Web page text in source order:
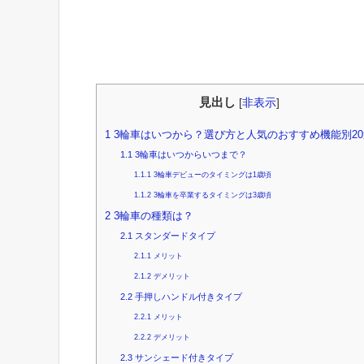
見出し [非表示]
1 3輪車はいつから？選び方と人気のおすすめ機能別
1.1 3輪車はいつからいつまで？
1.1.13輪車デビューのタイミングは1歳頃
1.1.23輪車を卒業するタイミングは3歳頃
2 3輪車の種類は？
2.1 スタンダードタイプ
2.1.1メリット
2.1.2デメリット
2.2 手押しハンドル付きタイプ
2.2.1メリット
2.2.2デメリット
2.3 サンシェード付きタイプ